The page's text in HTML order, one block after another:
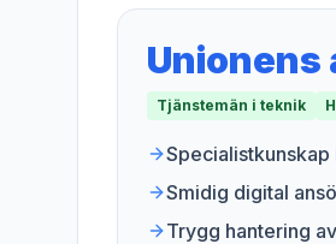
Unionens
Tjänstemän i teknik
Specialistkunskap
Smidig digital
Trygg hantering